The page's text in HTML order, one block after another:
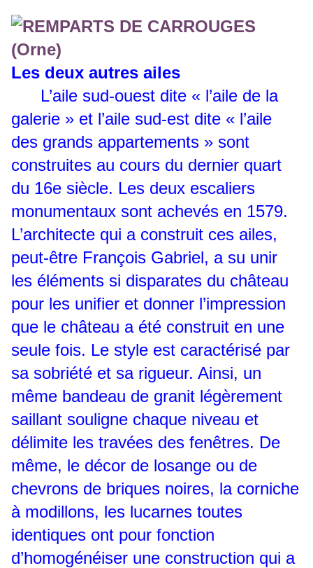
Les deux autres ailes
L’aile sud-ouest dite « l’aile de la
galerie » et l’aile sud-est dite « l’aile
des grands appartements » sont
construites au cours du dernier quart
du 16e siècle. Les deux escaliers
monumentaux sont achevés en 1579.
L’architecte qui a construit ces ailes,
peut-être François Gabriel, a su unir
les éléments si disparates du château
pour les unifier et donner l’impression
que le château a été construit en une
seule fois. Le style est caractérisé par
sa sobriété et sa rigueur. Ainsi, un
même bandeau de granit légèrement
saillant souligne chaque niveau et
délimite les travées des fenêtres. De
même, le décor de losange ou de
chevrons de briques noires, la corniche
à modillons, les lucarnes toutes
identiques ont pour fonction
d’homogénéiser une construction qui a